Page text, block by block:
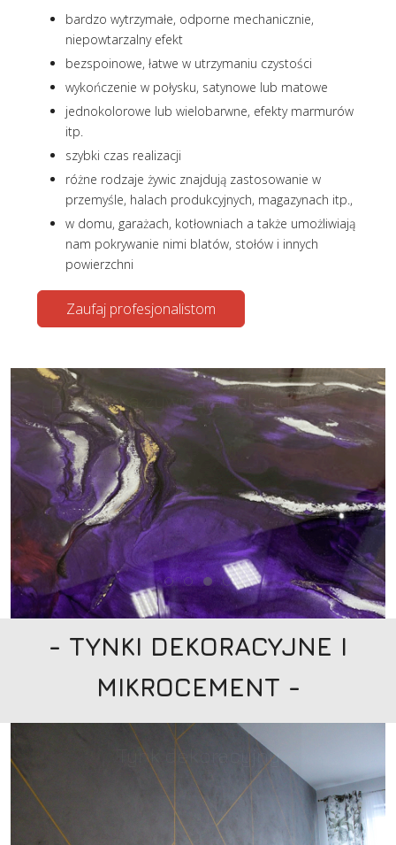
bardzo wytrzymałe, odporne mechanicznie,
niepowtarzalny efekt
bezspoinowe, łatwe w utrzymaniu czystości
wykończenie w połysku, satynowe lub matowe
jednokolorowe lub wielobarwne, efekty marmurów
itp.
szybki czas realizacji
różne rodzaje żywic znajdują zastosowanie w
przemyśle, halach produkcyjnych, magazynach itp.,
w domu, garażach, kotłowniach a także umożliwiają
nam pokrywanie nimi blatów, stołów i innych
powierzchni
Zaufaj profesjonalistom
posadzka żywica epoksydowa
marble
- TYNKI DEKORACYJNE I
MIKROCEMENT -
Tynk dekoracyjny